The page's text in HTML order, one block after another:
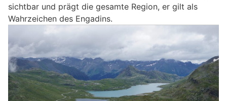
sichtbar und prägt die gesamte Region, er gilt als
Wahrzeichen des Engadins.